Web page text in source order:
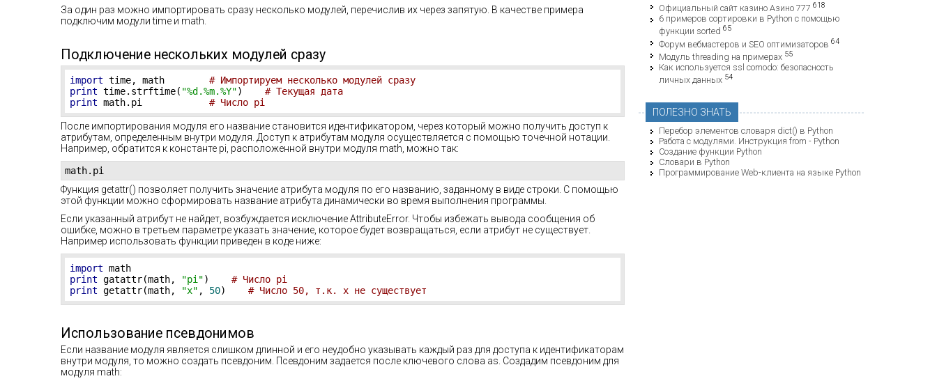
За один раз можно импортировать сразу несколько модулей, перечислив их через запятую. В качестве примера
подключим модули time и math.
Подключение нескольких модулей сразу
import time, math # Импортируем несколько модулей сразу
print time.strftime( "%d.%m.%Y") # Текущая дата
print math.pi # Число pi
После импортирования модуля его название становится идентификатором, через который можно получить доступ к
атрибутам, определенным внутри модуля. Доступ к атрибутам модуля осуществляется с помощью точечной нотации.
Например, обратится к константе pi, расположенной внутри модуля math, можно так:
math.pi
Функция getattr() позволяет получить значение атрибута модуля по его названию, заданному в виде строки. С помощью
этой функции можно сформировать название атрибута динамически во время выполнения программы.
Если указанный атрибут не найдет, возбуждается исключение AttributeError. Чтобы избежать вывода сообщения об
ошибке, можно в третьем параметре указать значение, которое будет возвращаться, если атрибут не существует.
Например использовать функции приведен в коде ниже:
import
print gatattr(math, "pi") # Число pi
print getattr(math, "x" , 50) # Число 50, т.к. x не существует
Использование псевдонимов
Если название модуля является слишком длинной и его неудобно указывать каждый раз для доступа к идентификаторам
внутри модуля, то можно создать псевдоним. Псевдоним задается после ключевого слова as. Создадим псевдоним для
модуля math:
Официальный сайт казино Азино 777 618
6 примеров сортировки в Python с помощью
функции sorted 65
Форум вебмастеров и SEO оптимизаторов 64
Модуль threading на примерах 55
Как используется ssl comodo: безопасность
личных данных 54
ПОЛЕЗНО ЗНАТЬ
Перебор элементов словаря dict() в Python
Работа с модулями. Инструкция from - Python
Создание функции Python
Словари в Python
Программирование Web-клиента на языке Python